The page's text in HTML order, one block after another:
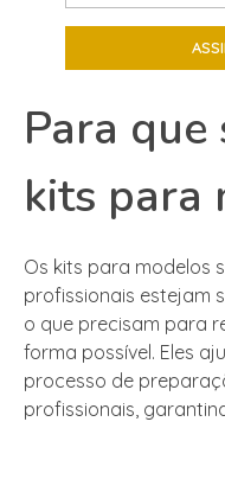
Para que
kits para
Os kits para modelos
profissionais estejam
o que precisam para
forma possível. Eles
processo de
profissionais,